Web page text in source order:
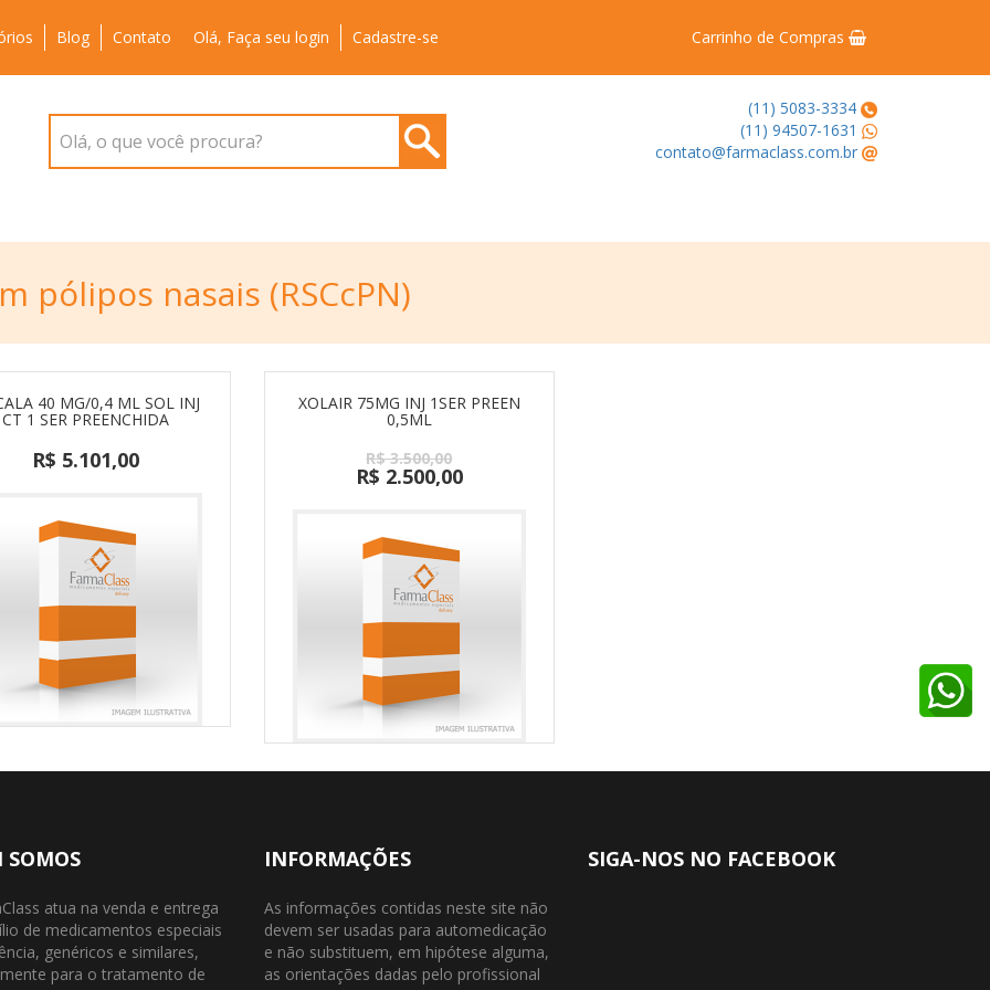
Blog Contato Olá, Faça seu login Cadastre-se Carrinho de Compras
Olá, o que você procura?
(11) 5083-3334
(11) 94507-1631
contato@farmaclass.com.br
pólipos nasais (RSCcPN)
40 MG/0,4 ML SOL INJ
CT 1 SER PREENCHIDA
R$ 5.101,00
XOLAIR 75MG INJ 1SER PREEN
0,5ML
R$ 3.500,00
R$ 2.500,00
SOMOS
atua na venda e entrega
de medicamentos especiais
genéricos e similares,
para o tratamento de
INFORMAÇÕES
As informações contidas neste site não
devem ser usadas para automedicação
e não substituem, em hipótese alguma,
as orientações dadas pelo profissional
SIGA-NOS NO FACEBOOK